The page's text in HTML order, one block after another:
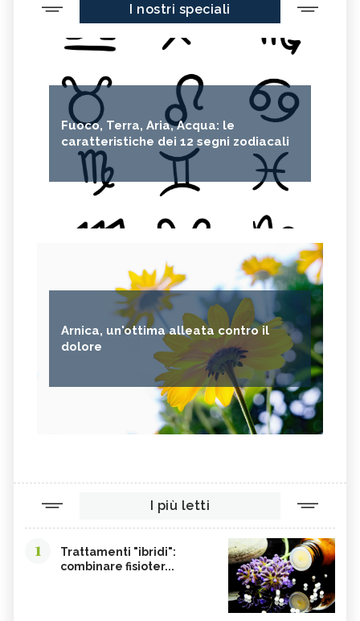
I nostri speciali
Fuoco, Terra, Aria, Acqua: le
caratteristiche dei 12 segni zodiacali
Arnica, un'ottima alleata contro il
dolore
I più letti
1
Trattamenti "ibridi":
combinare fisioter...